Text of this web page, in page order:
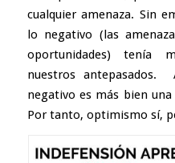
cualquier amenaza. Sin
lo negativo (las
oportunidades) tenía
nuestros
negativo es más bien
Por tanto, optimismo sí,